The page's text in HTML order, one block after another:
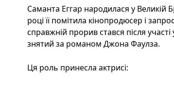
Саманта Еггар народилася у Великій
році її помітила кінопродюсер і
справжній прорив стався після
знятий за романом Джона Фаулза.
Ця роль принесла актрисі: